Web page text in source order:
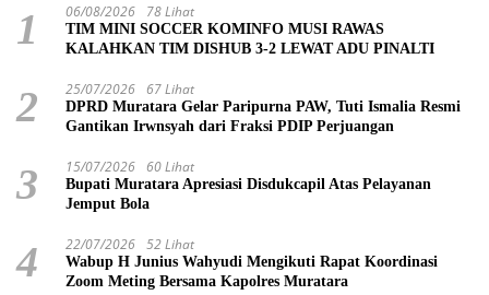
1 06/08/2026 78 Lihat
TIM MINI SOCCER KOMINFO MUSI RAWAS
KALAHKAN TIM DISHUB 3-2 LEWAT ADU PINALTI
2 25/07/2026 67 Lihat
DPRD Muratara Gelar Paripurna PAW, Tuti Ismalia Resmi
Gantikan Irwnsyah dari Fraksi PDIP Perjuangan
3 15/07/2026 60 Lihat
Bupati Muratara Apresiasi Disdukcapil Atas Pelayanan
Jemput Bola
4 22/07/2026 52 Lihat
Wabup H Junius Wahyudi Mengikuti Rapat Koordinasi
Zoom Meting Bersama Kapolres Muratara